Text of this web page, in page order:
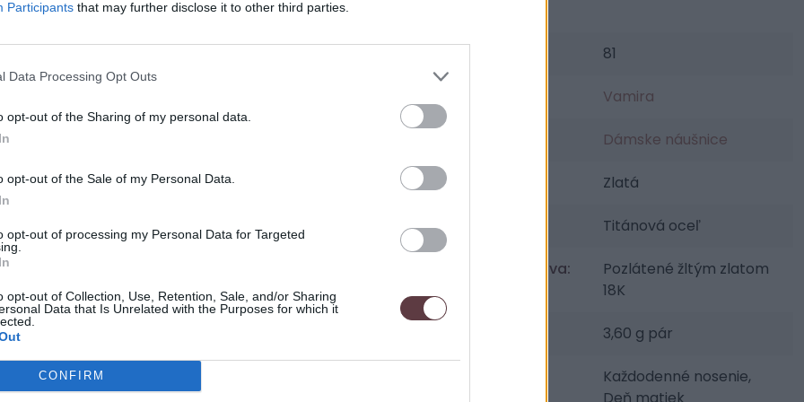
Participants that may further disclose it to other third parties.
Data Processing Opt Outs
opt-out of the Sharing of my personal data.
opt-out of the Sale of my Personal Data.
opt-out of processing my Personal Data for Targeted
opt-out of Collection, Use, Retention, Sale, and/or Sharing
Data that Is Unrelated with the Purposes for which it
CONFIRM
pre každú ženu, ktorá túži po
tvare prináša súčasný a výrazný dizajn,
charakter. Tieto náušnice sú ideálne
trvanlivosť titánovej ocele s
minimalizujú riziko alergických reakcií, a
81
Vamira
Dámske náušnice
Farba: Zlatá
Materiál: Titánová oceľ
Povrchová úprava:
Pozlátené žltým zlatom
18K
3,60 g pár
Každodenné nosenie,